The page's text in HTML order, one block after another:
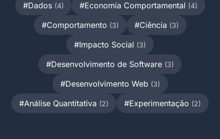
#Dados (4) #Economia Comportamental (4)
#Comportamento (3) #Ciência (3)
#Impacto Social (3)
#Desenvolvimento de Software (3)
#Desenvolvimento Web (3)
#Análise Quantitativa (2) #Experimentação (2)